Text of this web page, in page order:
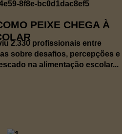
PEIXE CHEGA À
2.330 profissionais entre
sobre desafios, percepções e
na alimentação escolar...